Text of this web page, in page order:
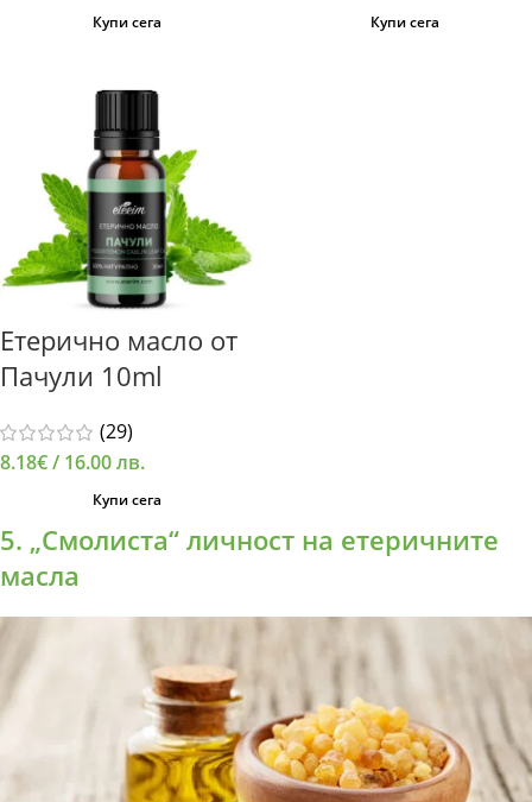
Купи сега Купи сега
Етерично масло от
Пачули 10ml
(29)
8.18€/ 16.00 лв.
Купи сега
5. „Смолиста“ личност на етеричните
масла